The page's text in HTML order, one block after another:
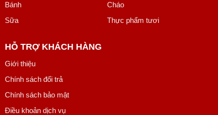
Bánh
Cháo
Sữa
Thực phẩm tươi
HỖ TRỢ KHÁCH HÀNG
Giới thiệu
Chính sách đổi trả
Chính sách bảo mật
Điều khoản dịch vụ